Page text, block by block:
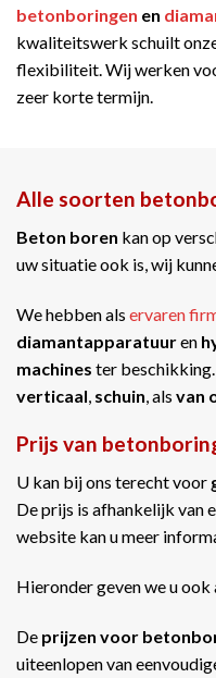
betonboringen en
kwaliteitswerk schuilt
flexibiliteit. Wij werken
zeer korte termijn.
Alle soorten
Beton boren kan op
uw situatie ook is, wij
We hebben als ervaren
diamantapparatuuren
machines ter
verticaal schuin , als van
Prijs van
U kan bij ons terecht voor
De prijs is afhankelijk van
website kan u meer
Hieronder geven we u
De prijzen voor
uiteenlopen van